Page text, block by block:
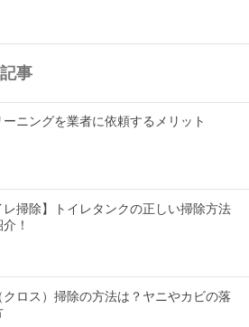
事
ーニングを業者に依頼するメリット
レ掃除】トイレタンクの正しい掃除方法
！
クロス）掃除の方法は？ヤニやカビの落